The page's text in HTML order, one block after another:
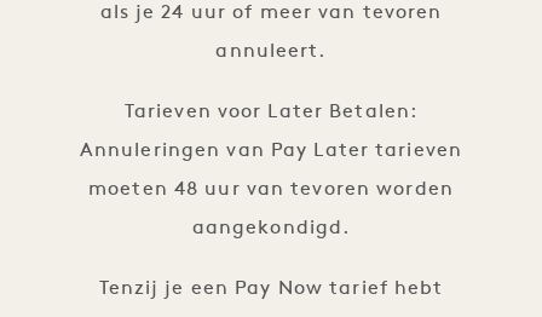
als je 24 uur of meer van tevoren
annuleert.
Tarieven voor Later Betalen:
Annuleringen van Pay Later tarieven
moeten 48 uur van tevoren worden
aangekondigd.
Tenzij je een Pay Now tarief hebt